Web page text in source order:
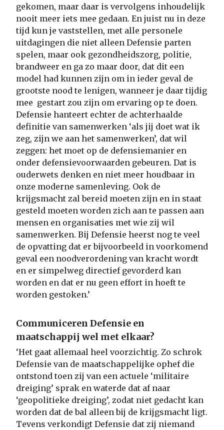
gekomen, maar daar is vervolgens inhoudelijk
nooit meer iets mee gedaan. En juist nu in deze
tijd kun je vaststellen, met alle personele
uitdagingen die niet alleen Defensie parten
spelen, maar ook gezondheidszorg, politie,
brandweer en ga zo maar door, dat dit een
model had kunnen zijn om in ieder geval de
grootste nood te lenigen, wanneer je daar tijdig
mee gestart zou zijn om ervaring op te doen.
Defensie hanteert echter de achterhaalde
definitie van samenwerken ‘als jij doet wat ik
zeg, zijn we aan het samenwerken’, dat wil
zeggen: het moet op de defensiemanier en
onder defensievoorwaarden gebeuren. Dat is
ouderwets denken en niet meer houdbaar in
onze moderne samenleving. Ook de
krijgsmacht zal bereid moeten zijn en in staat
gesteld moeten worden zich aan te passen aan
mensen en organisaties met wie zij wil
samenwerken. Bij Defensie heerst nog te veel
de opvatting dat er bijvoorbeeld in voorkomend
geval een noodverordening van kracht wordt
en er simpelweg directief gevorderd kan
worden en dat er nu geen effort in hoeft te
worden gestoken.’
Communiceren Defensie en
maatschappij wel met elkaar?
‘Het gaat allemaal heel voorzichtig. Zo schrok
Defensie van de maatschappelijke ophef die
ontstond toen zij van een actuele ‘militaire
dreiging’ sprak en waterde dat af naar
‘geopolitieke dreiging’, zodat niet gedacht kan
worden dat de bal alleen bij de krijgsmacht ligt.
Tevens verkondigt Defensie dat zij niemand